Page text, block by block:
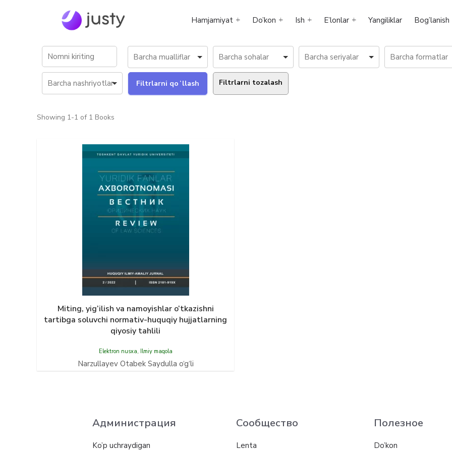
Hamjamiyat Do’kon Ish E’lonlar Yangiliklar Bog’lanish
Filtrlarni tozalash
Showing 1-1 of 1 Books
Miting, yig‘ilish vа nаmoyishlаr o‘tkаzishni
tаrtibgа soluvchi normаtiv-huquqiy hujjаtlаrning
qiyosiy tаhlili
Elektron nusxa, Ilmiy maqola
Narzullayev Otabek Saydulla o‘g‘li
Администрация
Ko’p uchraydigan
Сообщество
Lenta
Полезное
Do’kon